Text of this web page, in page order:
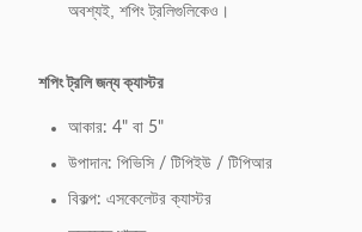
অবশ্যই, শপিং ট্রলিগুলিকেও।
শপিং ট্রলি জন্য ক্যাস্টর
আকার: 4" বা 5"
উপাদান: পিভিসি / টিপিইউ / টিপিআর
বিকল্প: এসকেলেটর ক্যাস্টর